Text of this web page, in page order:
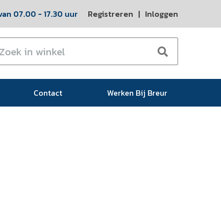
07.00 - 17.30 uur Registreren | Inloggen
Contact Werken Bij Breur